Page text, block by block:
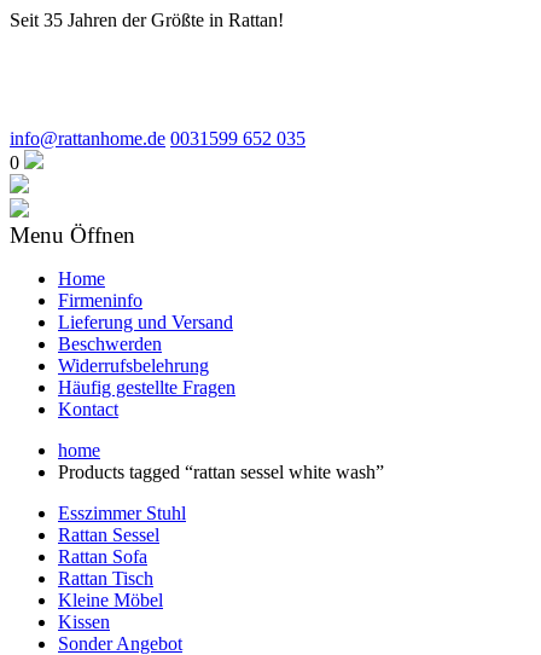
Seit 35 Jahren der Größte in Rattan!
info@rattanhome.de 0031599 652 035
0
Menu Öffnen
Home
Firmeninfo
Lieferung und Versand
Beschwerden
Widerrufsbelehrung
Häufig gestellte Fragen
Kontact
home
Products tagged “rattan sessel white wash”
Esszimmer Stuhl
Rattan Sessel
Rattan Sofa
Rattan Tisch
Kleine Möbel
Kissen
Sonder Angebot